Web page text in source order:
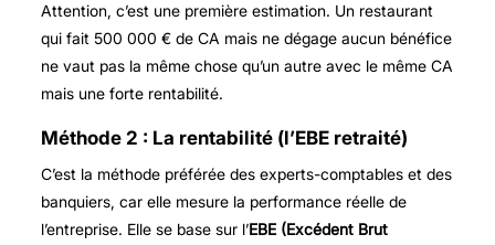
Attention, c’est une première estimation. Un restaurant
qui fait 500 000 € de CA mais ne dégage aucun bénéfice
ne vaut pas la même chose qu’un autre avec le même CA
mais une forte rentabilité.
Méthode 2 : La rentabilité (l’EBE retraité)
C’est la méthode préférée des experts-comptables et des
banquiers, car elle mesure la performance réelle de
l’entreprise. Elle se base sur l’EBE (Excédent Brut